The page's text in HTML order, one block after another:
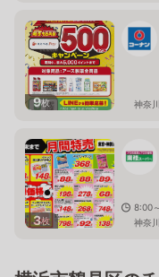
9枚 神奈
3枚
8:00
神奈